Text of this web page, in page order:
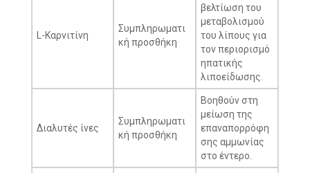
L-Καρνιτίνη
Συμπληρωματι
κή προσθήκη
βελτίωση του
μεταβολισμού
του λίπους για
τον περιορισμό
ηπατικής
λιποείδωσης.
Διαλυτές ίνες
Συμπληρωματι
κή προσθήκη
Βοηθούν στη
μείωση της
επαναπορρόφη
σης αμμωνίας
στο έντερο.